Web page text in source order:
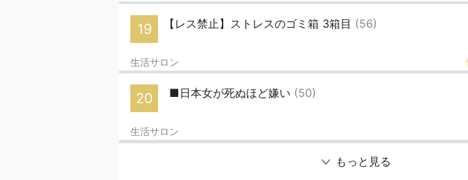
19 【レス禁止】ストレスのゴミ箱 3箱目 (56)
生活サロン
20 ■日本女が死ぬほど嫌い (50)
生活サロン
もっと見る